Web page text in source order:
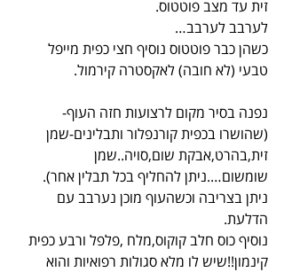
זית עד מצב פוטטוס.
לערבב לערבב…
כשהן כבר פוטטוס נוסיף חצי כפית מייפל
טבעי (לא חובה) לאקסטרה קירמול.
נפנה בסיר מקום לרצועות חזה העוף-
(שהושרו בכפית קורנפלור ותבלינים-שמן
זית,בהרט,אבקת שום,סויה..שמן
שומשום….ניתן להחליף בכל תבלין אחר).
ניתן בצריבה וכשהעוף מוכן נערבב עם
הדלעת.
נוסיף כוס חלב קוקוס,מלח ,פלפל ורבע כפית
קינמון!!שיש לו מלא סגולות רפואיות והוא